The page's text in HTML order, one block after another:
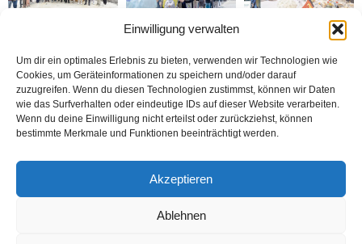
Einwilligung verwalten
Um dir ein optimales Erlebnis zu bieten, verwenden wir Technologien wie
Cookies, um Geräteinformationen zu speichern und/oder darauf
zuzugreifen. Wenn du diesen Technologien zustimmst, können wir Daten
wie das Surfverhalten oder eindeutige IDs auf dieser Website verarbeiten.
Wenn du deine Einwilligung nicht erteilst oder zurückziehst, können
bestimmte Merkmale und Funktionen beeinträchtigt werden.
Akzeptieren
Ablehnen
Brandmauer adé: Die
AfD und das Versagen
MÜSİAD Genel Başkanı
buluşturduğu bir
noktada birleşti“
BİZİ BU ÇOCUKLAR
DÜNYA KUPASINA
TAŞIDI